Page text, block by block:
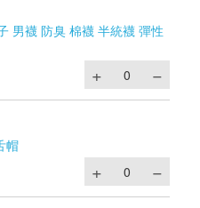
男襪 防臭 棉襪 半統襪 彈性
帽